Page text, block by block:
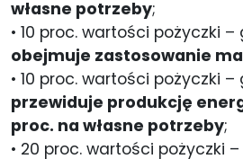
własne potrzeby;
• 10 proc. wartości pożyczki
obejmuje zastosowanie
• 10 proc. wartości pożyczki
przewiduje produkcję
proc. na własne potrzeby;
• 20 proc. wartości pożyczki